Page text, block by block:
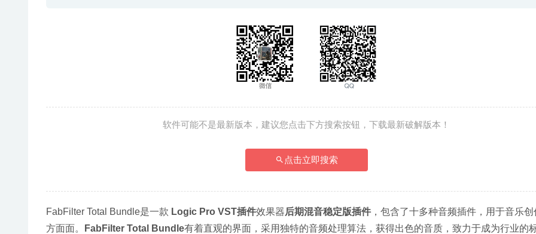
软件可能不是最新版本，建议您点击下方搜索按钮，下载最新破解版本！
点击立即搜索
FabFilter Total Bundle是一款 Logic Pro VST插件效果器后期混音稳定版插件 ，包含了十多种音频插件，用于音乐
方面面。
FabFilter Total Bundle有着直观的界面，采用独特的音频处理算法，获得出色的音质，致力于成为行业的标